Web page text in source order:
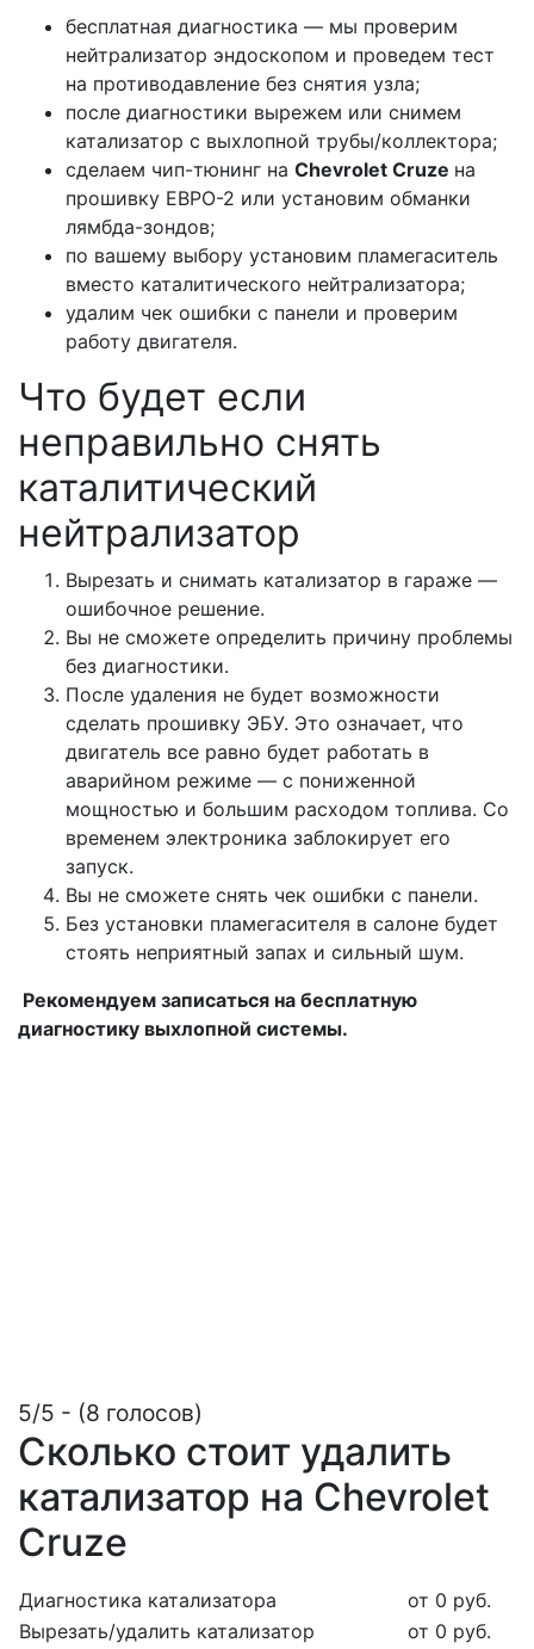
бесплатная диагностика — мы проверим
нейтрализатор эндоскопом и проведем тест
на противодавление без снятия узла;
после диагностики вырежем или снимем
катализатор с выхлопной трубы/коллектора;
сделаем чип-тюнинг на Сhevrolet Cruze на
прошивку ЕВРО-2 или установим обманки
лямбда-зондов;
по вашему выбору установим пламегаситель
вместо каталитического нейтрализатора;
удалим чек ошибки с панели и проверим
работу двигателя.
Что будет если
неправильно снять
каталитический
нейтрализатор
Вырезать и снимать катализатор в гараже —
ошибочное решение.
Вы не сможете определить причину проблемы
без диагностики.
После удаления не будет возможности
сделать прошивку ЭБУ. Это означает, что
двигатель все равно будет работать в
аварийном режиме — с пониженной
мощностью и большим расходом топлива. Со
временем электроника заблокирует его
запуск.
Вы не сможете снять чек ошибки с панели.
Без установки пламегасителя в салоне будет
стоять неприятный запах и сильный шум.
Рекомендуем записаться на бесплатную
диагностику выхлопной системы.
5/5 - (8 голосов)
Сколько стоит удалить
катализатор на Сhevrolet
Cruze
Диагностика катализатора
от 0 руб.
Вырезать/удалить катализатор
от 0 руб.